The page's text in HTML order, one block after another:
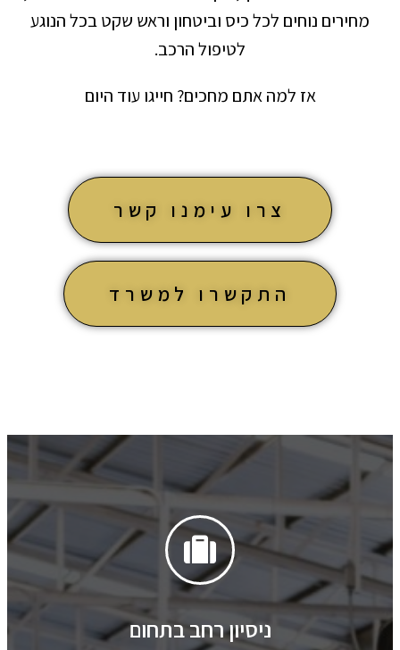
מחירים נוחים לכל כיס וביטחון וראש שקט בכל הנוגע
לטיפול הרכב.
אז למה אתם מחכים? חייגו עוד היום
צרו עימנו קשר
התקשרו למשרד
ניסיון רחב בתחום